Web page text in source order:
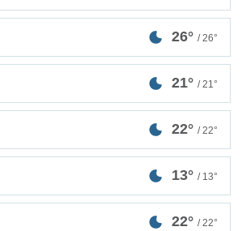
26° / 26°
21° / 21°
22° / 22°
13° / 13°
22° / 22°